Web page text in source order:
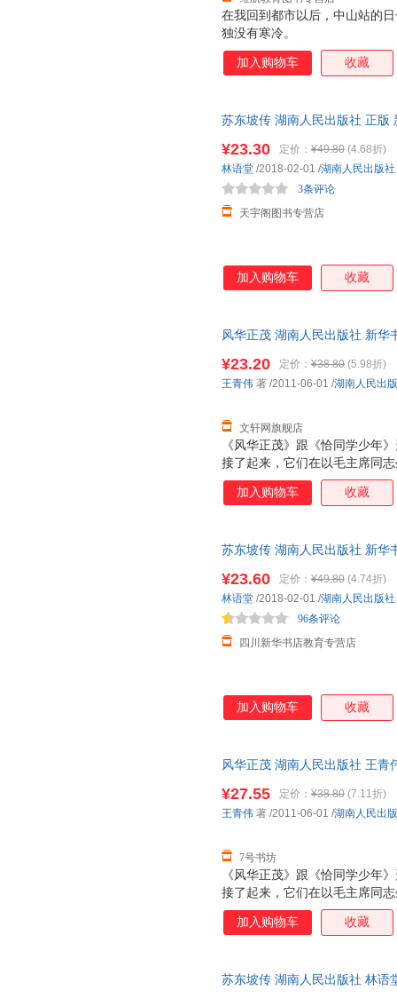
在我回到都市以后，中山站的
独没有寒冷。
加入购物车 收藏
苏东坡传 湖南人民出版社 正版
¥23.30 定价： ¥49.80 (4.68折)
天宇阁图书专营店
3条评论
林语堂 /2018-02-01 /湖南人民出版社
加入购物车 收藏
风华正茂 湖南人民出版社 新华
《风华正茂》跟《恰同学少年
接了起来，它们在以毛主席同
甚至在重大革命历史题材中都
研究室常务副主任） 《风华正
辑）《恰同学少年》着力呈现
华正茂，不仅是指青春年少，
对社会的纷繁复杂时，既充满
情。作者感言
¥23.20 定价： ¥38.80 (5.98折)
文轩网旗舰店
王青伟 著 /2011-06-01 /湖南人民出
加入购物车 收藏
苏东坡传 湖南人民出版社 新华
¥23.60 定价： ¥49.80 (4.74折)
四川新华书店教育专营店
96条评论
林语堂 /2018-02-01 /湖南人民出版社
加入购物车 收藏
风华正茂 湖南人民出版社 王青
《风华正茂》跟《恰同学少年
接了起来，它们在以毛主席同
甚至在重大革命历史题材中都
研究室常务副主任） 《风华正
辑）《恰同学少年》着力呈现
¥27.55 定价： ¥38.80 (7.11折)
7号书坊
王青伟 著 /2011-06-01 /湖南人民出
加入购物车 收藏
苏东坡传 湖南人民出版社 林语